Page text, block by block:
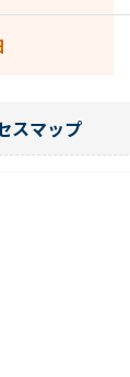
スマップ